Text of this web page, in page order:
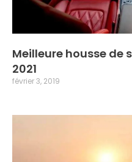
Meilleure housse de
2021
février 3, 2019